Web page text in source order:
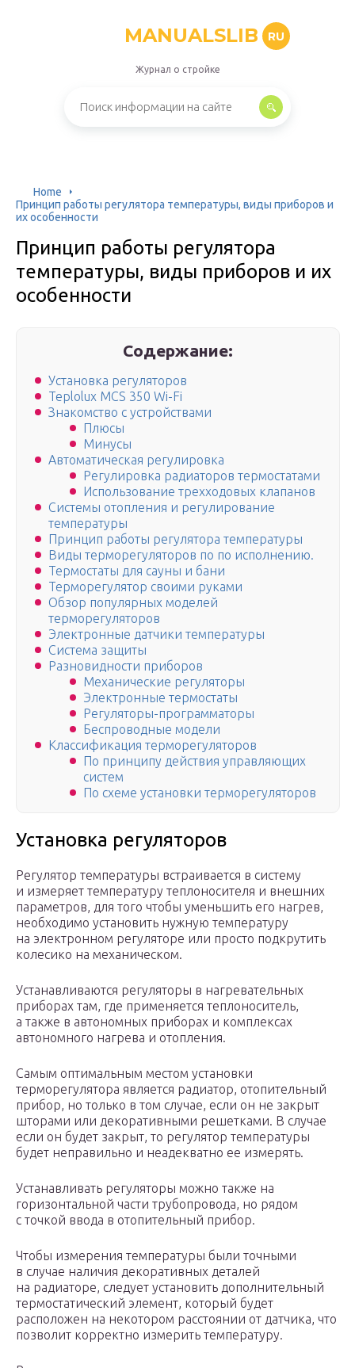
MANUALSLIB RU
Журнал о стройке
Home
Принцип работы регулятора температуры, виды приборов и
их особенности
Принцип работы регулятора
температуры, виды приборов и их
особенности
Содержание:
Установка регуляторов
Teplolux MCS 350 Wi-Fi
Знакомство с устройствами
Плюсы
Минусы
Автоматическая регулировка
Регулировка радиаторов термостатами
Использование трехходовых клапанов
Системы отопления и регулирование
температуры
Принцип работы регулятора температуры
Виды терморегуляторов по по исполнению.
Термостаты для сауны и бани
Терморегулятор своими руками
Обзор популярных моделей
терморегуляторов
Электронные датчики температуры
Система защиты
Разновидности приборов
Механические регуляторы
Электронные термостаты
Регуляторы-программаторы
Беспроводные модели
Классификация терморегуляторов
По принципу действия управляющих
систем
По схеме установки терморегуляторов
Установка регуляторов
Регулятор температуры встраивается в систему
и измеряет температуру теплоносителя и внешних
параметров, для того чтобы уменьшить его нагрев,
необходимо установить нужную температуру
на электронном регуляторе или просто подкрутить
колесико на механическом.
Устанавливаются регуляторы в нагревательных
приборах там, где применяется теплоноситель,
а также в автономных приборах и комплексах
автономного нагрева и отопления.
Самым оптимальным местом установки
терморегулятора является радиатор, отопительный
прибор, но только в том случае, если он не закрыт
шторами или декоративными решетками. В случае
если он будет закрыт, то регулятор температуры
будет неправильно и неадекватно ее измерять.
Устанавливать регуляторы можно также на
горизонтальной части трубопровода, но рядом
с точкой ввода в отопительный прибор.
Чтобы измерения температуры были точными
в случае наличия декоративных деталей
на радиаторе, следует установить дополнительный
термостатический элемент, который будет
расположен на некотором расстоянии от датчика, что
позволит корректно измерить температуру.